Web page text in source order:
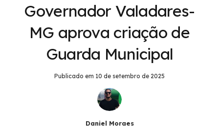
Governador Valadares-
MG aprova criação de
Guarda Municipal
Publicado em 10 de setembro de 2025
Daniel Moraes